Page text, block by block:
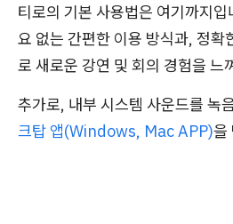
티로의 기본 사용법은 여기까지
요 없는 간편한 이용 방식과, 정확
로 새로운 강연 및 회의 경험을 느
추가로, 내부 시스템 사운드를 녹
크탑 앱(Windows, Mac APP)을